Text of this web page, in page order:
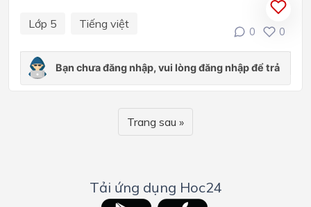
Lớp 5 Tiếng việt
0 0
Trang sau »
Tải ứng dụng Hoc24